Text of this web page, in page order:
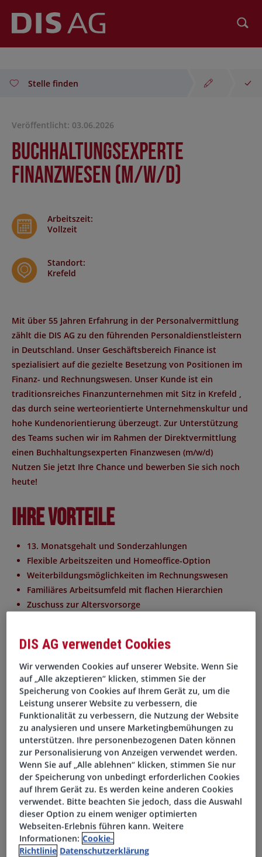
Stelle finden
Veröffentlicht: 03.06.2026
Buchhaltungsexperte
Finanzwesen (m/w/d)
Arbeitszeit:
Vollzeit
Standort:
Krefeld
Mit über 55 Jahren Erfahrung in der Personalvermittlung
zählt die DIS AG zu den führenden Personaldienstleistern
in Deutschland. Unser Geschäftsbereich Finance ist
spezialisiert auf die gezielte Besetzung von Positionen im
Finanz- und Rechnungswesen. Unser Kunde ist ein
traditionsreiches Finanzunternehmen mit Sitz in Krefeld ,
das durch seine werteorientierte Unternehmenskultur und
hohe Kundenorientierung überzeugt. Zur Unterstützung
des Teams suchen wir im Rahmen der Direktvermittlung
einen Buchhaltungsexperten Finanzwesen (m/w/d)
Nutzen Sie jetzt Ihre Chance und bewerben Sie sich noch
heute!
Ihre Vorteile
13. Monatsgehalt und Sonderzahlungen
Flexible Arbeitszeiten und Homeoffice-Option
Weiterbildungsmöglichkeiten im Rechnungswesen
Familiäres Arbeitsumfeld mit flachen Hierarchien
Zuschuss zur Altersvorsorge
Ihre Aufgaben
Bearbeitung der laufenden Buchhaltung und
Zahlungsprozesse
Erstellung von Monats- und Jahresabschlüssen
Analyse und Abstimmung von Konten
Mitarbeit bei Budgetplanung und Forecast
Unterstützung bei internen Audits
Ihr Profil
Abgeschlossene kaufmännische Ausbildung oder
Studium im Finanzwesen
Berufserfahrung im Accounting oder Finanzbereich
Fundierte Kenntnisse in HGB und MS Office
DIS AG verwendet Cookies
Wir verwenden Cookies auf unserer Website. Wenn Sie
auf „Alle akzeptieren“ klicken, stimmen Sie der
Speicherung von Cookies auf Ihrem Gerät zu, um die
Leistung unserer Website zu verbessern, die
Funktionalität zu verbessern, die Nutzung der Website
zu analysieren und unsere Marketingbemühungen zu
unterstützen. Ihre personenbezogenen Daten können
zur Personalisierung von Anzeigen verwendet werden.
Wenn Sie auf „Alle ablehnen“ klicken, stimmen Sie nur
der Speicherung von unbedingt erforderlichen Cookies
auf Ihrem Gerät zu. Es werden keine anderen Cookies
verwendet. Bitte beachten Sie jedoch, dass die Auswahl
dieser Option zu einem weniger optimierten
Webseiten-Erlebnis führen kann. Weitere
Informationen: Cookie-
Richtlinie Datenschutzerklärung